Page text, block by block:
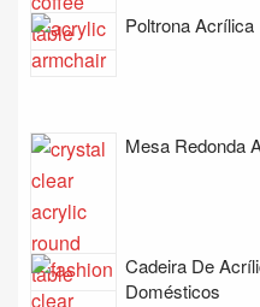
Poltrona Acrílica
Mesa Redonda
Cadeira De
Domésticos